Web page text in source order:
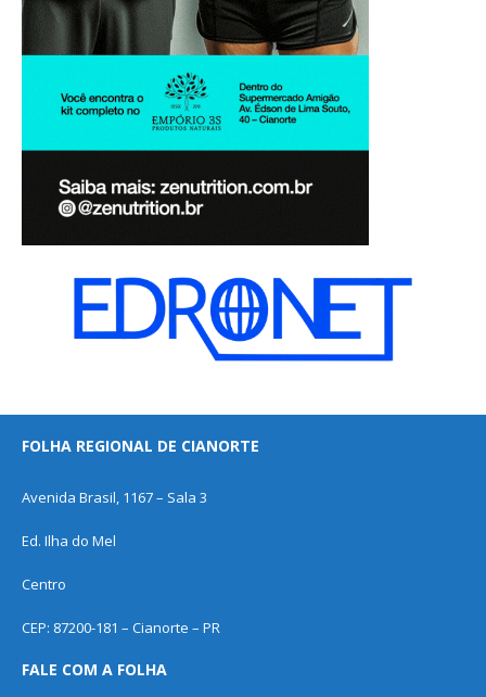
FOLHA REGIONAL DE CIANORTE
Avenida Brasil, 1167 – Sala 3
Ed. Ilha do Mel
Centro
CEP: 87200-181 – Cianorte – PR
FALE COM A FOLHA